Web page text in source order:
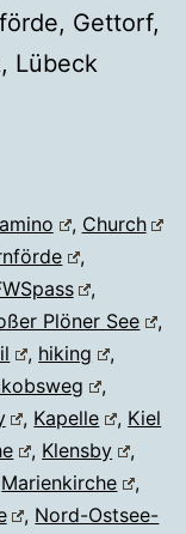
Gettorf,
Lübeck
, Church
,
,
Plöner See
,
, hiking
,
,
, Kapelle , Kiel
, Klensby
,
Marienkirche
,
, Nord-Ostsee-